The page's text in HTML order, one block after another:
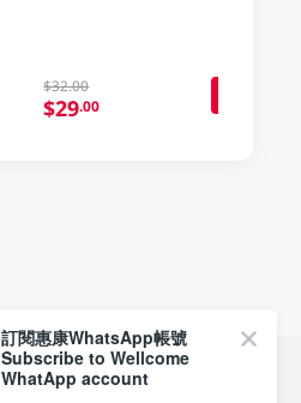
$32.00
$29.00
付款方式
訂閱惠康WhatsApp帳號
Subscribe to Wellcome
WhatApp account